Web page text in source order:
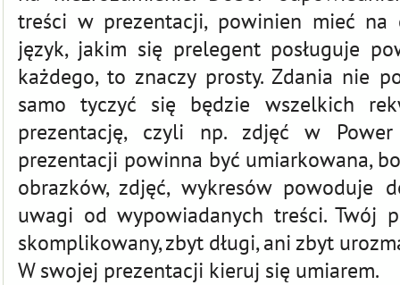
treści w prezentacji, powinien mieć na
język, jakim się prelegent posługuje
każdego, to znaczy prosty. Zdania nie
samo tyczyć się będzie wszelkich
prezentację, czyli np. zdjęć w
prezentacji powinna być umiarkowana,
obrazków, zdjęć, wykresów powoduje
uwagi od wypowiadanych treści. Twój
skomplikowany, zbyt długi, ani zbyt
W swojej prezentacji kieruj się umiarem.